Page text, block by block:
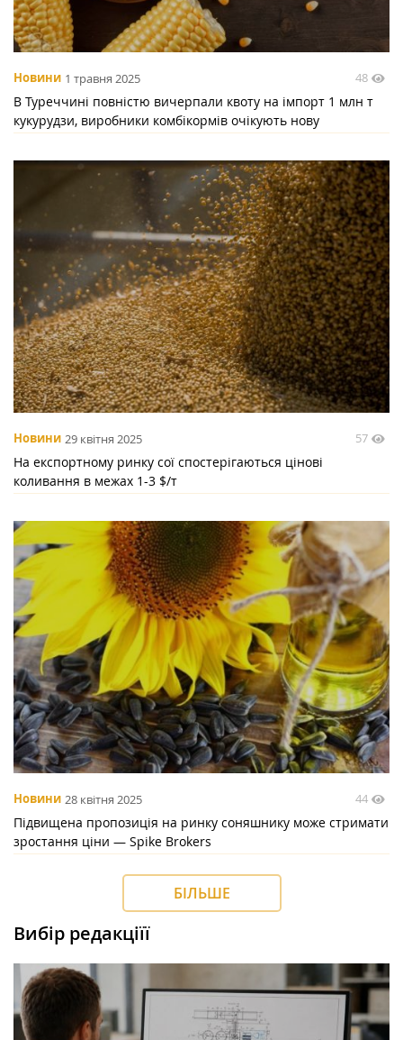
Новини 1 травня 2025 48
В Туреччині повністю вичерпали квоту на імпорт 1 млн т
кукурудзи, виробники комбікормів очікують нову
Новини 29 квітня 2025 57
На експортному ринку сої спостерігаються цінові
коливання в межах 1-3 $/т
Новини 28 квітня 2025 44
Підвищена пропозиція на ринку соняшнику може стримати
зростання ціни — Spike Brokers
БІЛЬШЕ
Вибір редакціїї